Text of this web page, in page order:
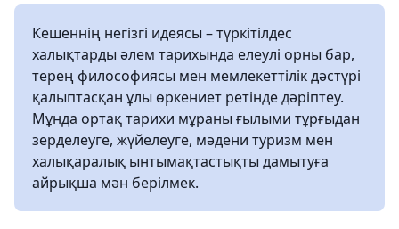
Кешеннің негізгі идеясы – түркітілдес
халықтарды әлем тарихында елеулі орны бар,
терең философиясы мен мемлекеттілік дәстүрі
қалыптасқан ұлы өркениет ретінде дәріптеу.
Мұнда ортақ тарихи мұраны ғылыми тұрғыдан
зерделеуге, жүйелеуге, мәдени туризм мен
халықаралық ынтымақтастықты дамытуға
айрықша мән берілмек.